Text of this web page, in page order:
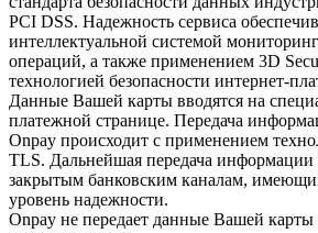
PCI DSS. Надежность сервиса
интеллектуальной системой
операций, а также применением 3D
технологией безопасности интернет-
Данные Вашей карты вводятся на
платежной странице. Передача
Onpay происходит с применением
TLS. Дальнейшая передача информации
закрытым банковским каналам,
уровень надежности.
Onpay не передает данные Вашей